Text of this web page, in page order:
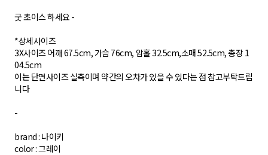
굿 초이스 하세요 -
*상세사이즈
3X사이즈 어깨 67.5cm, 가슴 76cm, 암홀 32.5cm,소매 52.5cm, 총장 1
04.5cm
이는 단면사이즈 실측이며 약간의 오차가 있을 수 있다는 점 참고부탁드립
니다
-
brand : 나이키
color : 그레이